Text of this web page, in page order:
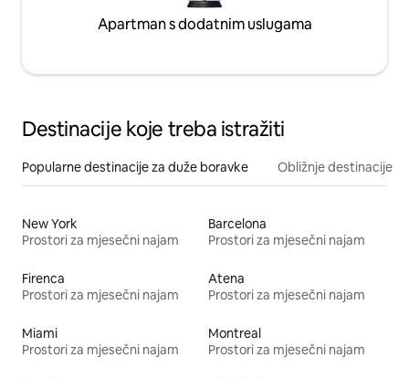
Apartman s dodatnim uslugama
Destinacije koje treba istražiti
Popularne destinacije za duže boravke Obližnje destinacije
New York
Prostori za mjesečni najam
Barcelona
Prostori za mjesečni najam
Firenca
Prostori za mjesečni najam
Atena
Prostori za mjesečni najam
Miami
Prostori za mjesečni najam
Montreal
Prostori za mjesečni najam